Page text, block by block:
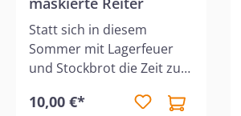
Statt sich in diesem
Sommer mit Lagerfeuer
und Stockbrot die Zeit zu
und ihre Jungschar-
10,00 €*